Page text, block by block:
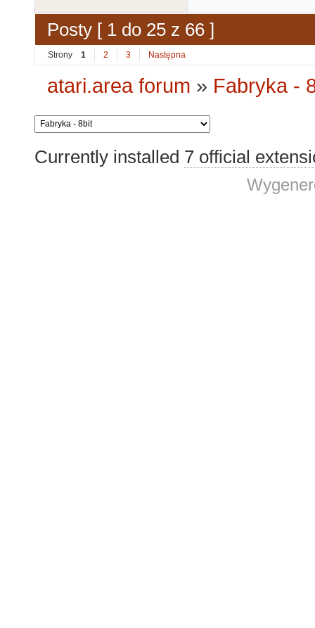
Posty [ 1 do 25 z 66 ]
Strony 1 2 3 Następna
atari.area forum » Fabryka -
Currently installed 7 official